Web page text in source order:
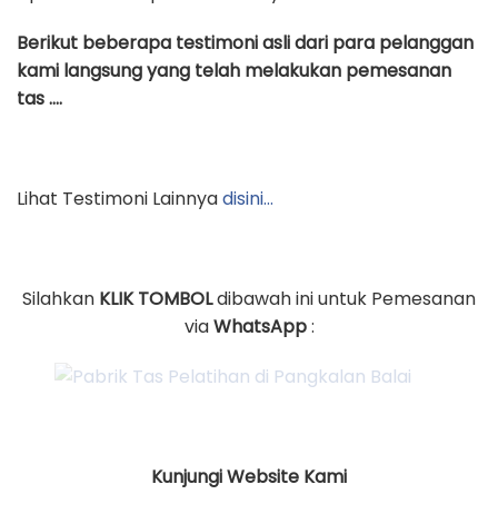
Berikut beberapa testimoni asli dari para pelanggan
kami langsung yang telah melakukan pemesanan
tas ….
Lihat Testimoni Lainnyadisini…
Silahkan KLIK TOMBOLdibawah ini untuk Pemesanan
viaWhatsApp:
Kunjungi Website Kami